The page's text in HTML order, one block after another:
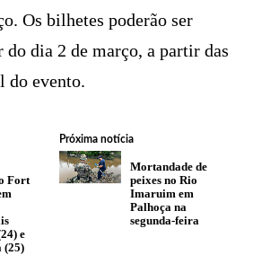
Os bilhetes poderão ser
dia 2 de março, a partir das
do evento.
Fort
e
(25)
Próxima notícia
Mortandade de
peixes no Rio
Imaruim em
Palhoça na
segunda-feira